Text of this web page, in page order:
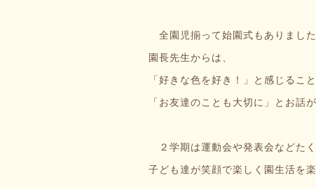
全園児揃って始園式もありました
園長先生からは、
「好きな色を好き！」と感じるこ
「お友達のことも大切に」とお話
２学期は運動会や発表会などた
子ども達が笑顔で楽しく園生活を